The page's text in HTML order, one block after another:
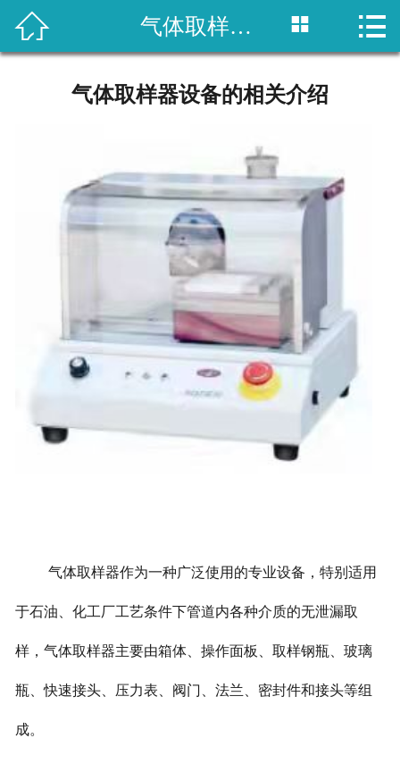
网站首页
新闻资讯
客户案例
联系我们
 气体取样器设备的相关介绍  
气体取样器设备的相关介绍
气体取样器作为一种广泛使用的专业设备，特别适用
于石油、化工厂工艺条件下管道内各种介质的无泄漏取
样，气体取样器主要由箱体、操作面板、取样钢瓶、玻璃
瓶、快速接头、压力表、阀门、法兰、密封件和接头等组
成。